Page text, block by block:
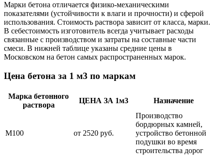
Марки бетона отличается физико-механическими
показателями (устойчивости к влаги и прочности) и сферой
использования. Стоимость раствора зависит от класса, марки.
В себестоимость изготовитель всегда учитывает расходы
связанные с производством и затраты на составные части
смеси. В нижней таблице указаны средние цены в
Московском на бетон самых распространенных марок.
Цена бетона за 1 м3 по маркам
Марка бетонного
раствора
ЦЕНА ЗА 1м3 Назначение
М100 от 2520 руб.
Производство
бордюрных камней,
устройство бетонной
подушки во время
строительства дорог